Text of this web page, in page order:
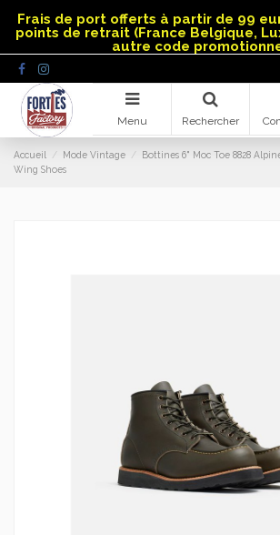
Frais de port offerts à partir de 99
points de retrait (France Belgique,
autre code
Menu Rechercher
Accueil Mode Vintage
Bottines 6" Moc Toe 8828
Wing Shoes